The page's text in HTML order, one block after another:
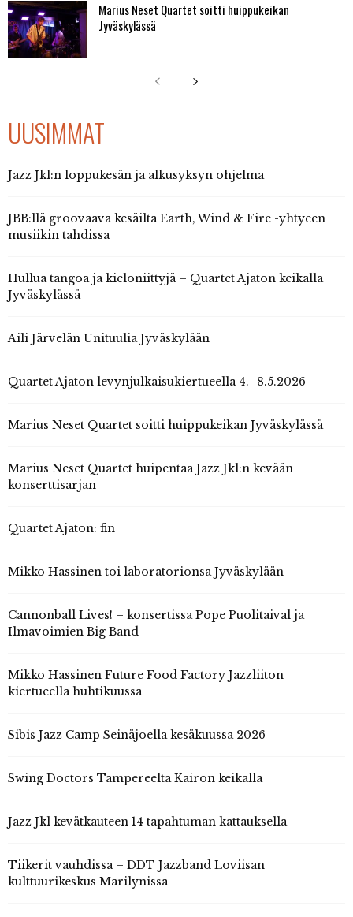
Marius Neset Quartet soitti huippukeikan
Jyväskylässä
UUSIMMAT
Jazz Jkl:n loppukesän ja alkusyksyn ohjelma
JBB:llä groovaava kesäilta Earth, Wind & Fire -yhtyeen
musiikin tahdissa
Hullua tangoa ja kieloniittyjä – Quartet Ajaton keikalla
Jyväskylässä
Aili Järvelän Unituulia Jyväskylään
Quartet Ajaton levynjulkaisukiertueella 4.–8.5.2026
Marius Neset Quartet soitti huippukeikan Jyväskylässä
Marius Neset Quartet huipentaa Jazz Jkl:n kevään
konserttisarjan
Quartet Ajaton: fin
Mikko Hassinen toi laboratorionsa Jyväskylään
Cannonball Lives! – konsertissa Pope Puolitaival ja
Ilmavoimien Big Band
Mikko Hassinen Future Food Factory Jazzliiton
kiertueella huhtikuussa
Sibis Jazz Camp Seinäjoella kesäkuussa 2026
Swing Doctors Tampereelta Kairon keikalla
Jazz Jkl kevätkauteen 14 tapahtuman kattauksella
Tiikerit vauhdissa – DDT Jazzband Loviisan
kulttuurikeskus Marilynissa